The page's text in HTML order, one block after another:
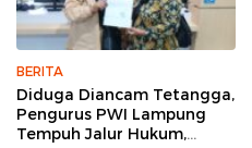
BERITA
Diduga Diancam Tetangga,
Pengurus PWI Lampung
Tempuh Jalur Hukum,